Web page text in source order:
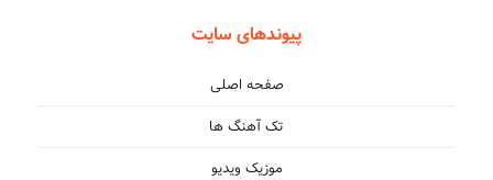
پیوندهای سایت
صفحه اصلی
تک آهنگ ها
موزیک ویدیو